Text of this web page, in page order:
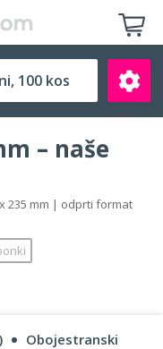
– naše
235 mm | odprti format
Obojestranski